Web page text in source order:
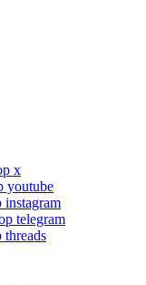
x
youtube
instagram
telegram
threads